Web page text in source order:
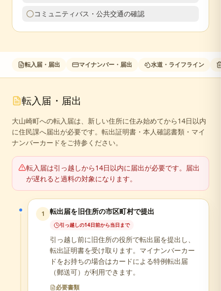
コミュニティバス・公共交通の確認
転入届・届出 マイナンバー・届出 水道・ライフライン
転入届・届出
大山崎町への転入届は、新しい住所に住み始めてから14日以内
に住民課へ届出が必要です。転出証明書・本人確認書類・マイ
ナンバーカードをご持参ください。
転入届は引っ越しから14日以内に届出が必要です。届出
が遅れると過料の対象になります。
1 転出届を旧住所の市区町村で提出
引っ越しの14日前から当日まで
引っ越し前に旧住所の役所で転出届を提出し、
転出証明書を受け取ります。マイナンバーカー
ドをお持ちの場合はカードによる特例転出届
（郵送可）が利用できます。
必要書類